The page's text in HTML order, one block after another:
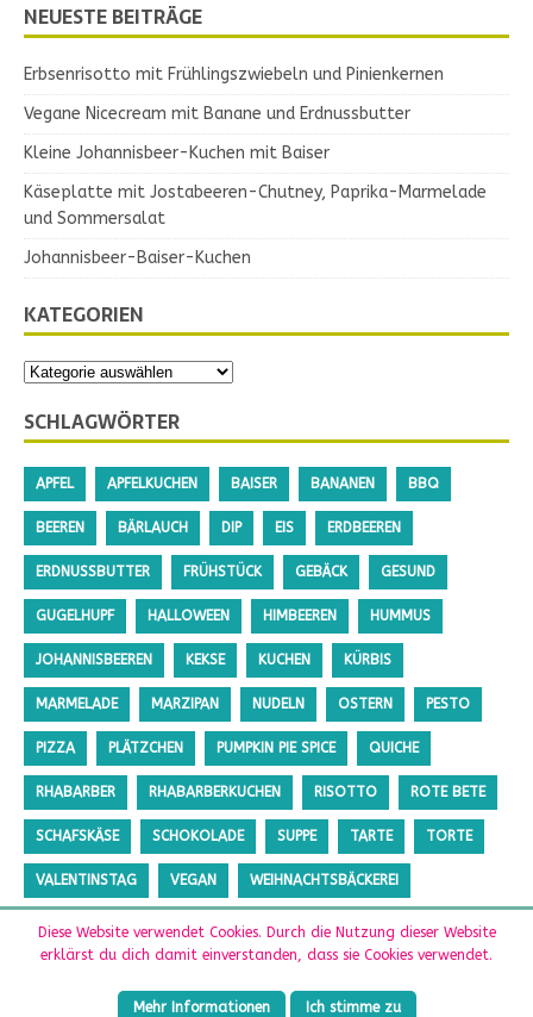
NEUESTE BEITRÄGE
Erbsenrisotto mit Frühlingszwiebeln und Pinienkernen
Vegane Nicecream mit Banane und Erdnussbutter
Kleine Johannisbeer-Kuchen mit Baiser
Käseplatte mit Jostabeeren-Chutney, Paprika-Marmelade
und Sommersalat
Johannisbeer-Baiser-Kuchen
KATEGORIEN
SCHLAGWÖRTER
APFEL APFELKUCHEN BAISER BANANEN BBQ
BEEREN BÄRLAUCH DIP EIS ERDBEEREN
ERDNUSSBUTTER FRÜHSTÜCK GEBÄCK GESUND
GUGELHUPF HALLOWEEN HIMBEEREN HUMMUS
JOHANNISBEEREN KEKSE KUCHEN KÜRBIS
MARMELADE MARZIPAN NUDELN OSTERN PESTO
PIZZA PLÄTZCHEN PUMPKIN PIE SPICE QUICHE
RHABARBER RHABARBERKUCHEN RISOTTO ROTE BETE
SCHAFSKÄSE SCHOKOLADE SUPPE TARTE TORTE
VALENTINSTAG VEGAN WEIHNACHTSBÄCKEREI
ZUCCHINI ZUCKERFREI
Diese Website verwendet Cookies. Durch die Nutzung dieser Website
erklärst du dich damit einverstanden, dass sie Cookies verwendet.
Mehr Informationen Ich stimme zu